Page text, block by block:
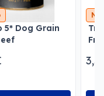
5* Dog Grain